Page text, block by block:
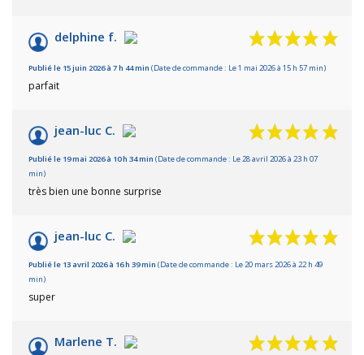
delphine f.
Publié le 15 juin 2026 à 7 h 44 min (Date de commande : Le 1 mai 2026 à 15 h 57 min)
parfait
jean-luc C.
Publié le 19 mai 2026 à 10 h 34 min (Date de commande : Le 28 avril 2026 à 23 h 07
min)
très bien une bonne surprise
jean-luc C.
Publié le 13 avril 2026 à 16 h 39 min (Date de commande : Le 20 mars 2026 à 22 h 49
min)
super
Marlene T.